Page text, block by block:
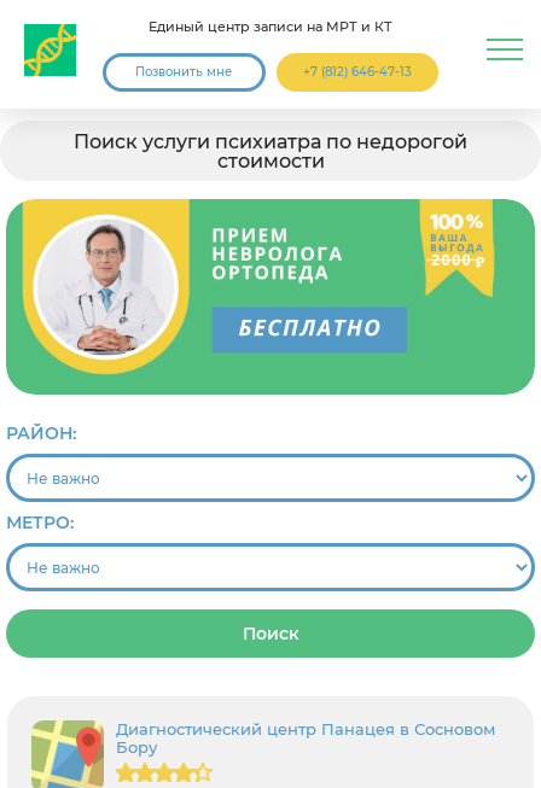
Единый центр записи на МРТ и КТ
Позвонить мне +7 (812) 646-47-13
Поиск услуги психиатра по недорогой
стоимости
РАЙОН:
МЕТРО:
Поиск
Диагностический центр Панацея в Сосновом
Бору